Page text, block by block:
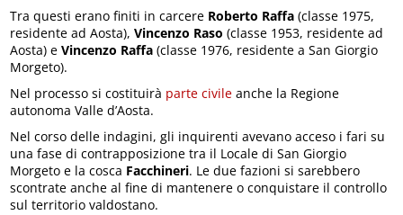
Tra questi erano finiti in carcere Roberto Raffa (classe 1975,
residente ad Aosta),Vincenzo Raso (classe 1953, residente ad
Aosta) eVincenzo Raffa (classe 1976, residente a San Giorgio
Morgeto).
Nel processo si costituirà parte civile anche la Regione
autonoma Valle d’Aosta.
Nel corso delle indagini, gli inquirenti avevano acceso i fari su
una fase di contrapposizione tra il Locale di San Giorgio
Morgeto e la cosca Facchineri. Le due fazioni si sarebbero
scontrate anche al fine di mantenere o conquistare il controllo
sul territorio valdostano.